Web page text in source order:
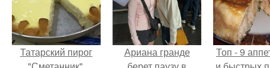
Татарский пирог
Ариана гранде
Топ - 9